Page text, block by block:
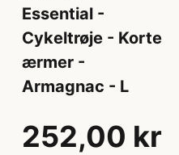
Essential -
Cykeltrøje - Korte
ærmer -
Armagnac - L
252,00 kr